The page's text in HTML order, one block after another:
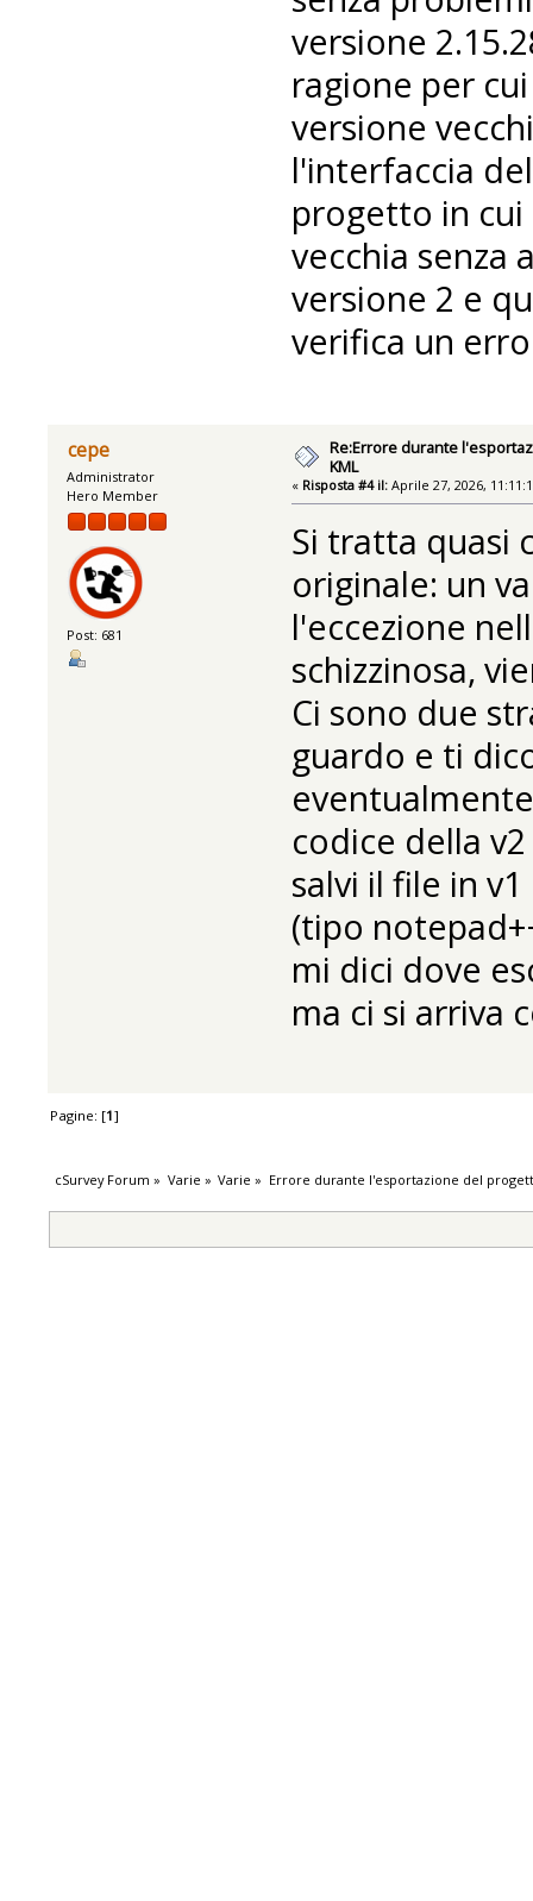
versione
ragione per
versione
l'interfaccia
progetto in
vecchia senza
versione 2 e
verifica un
cepe
Administrator
Hero Member
Post: 681
Re:Errore durante
KML
« Risposta #4 il:Aprile 27, 2026,
Si tratta quasi
originale: un
l'eccezione
schizzinosa,
Ci sono due
guardo e ti
codice della
salvi il file in
(tipo
mi dici dove
ma ci si arriva
Pagine: [1]
cSurvey Forum » Varie » Varie » Errore durante l'esportazione del